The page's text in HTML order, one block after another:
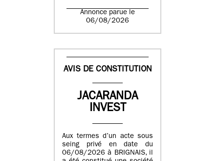
Annonce parue le
06/08/2026
AVIS DE CONSTITUTION
JACARANDA
INVEST
Aux termes d’un acte sous
seing privé en date du
06/08/2026 à BRIGNAIS, il